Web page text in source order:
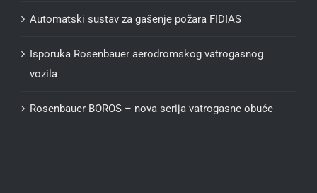
Automatski sustav za gašenje požara FIDIAS
Isporuka Rosenbauer aerodromskog vatrogasnog
vozila
Rosenbauer BOROS – nova serija vatrogasne obuće